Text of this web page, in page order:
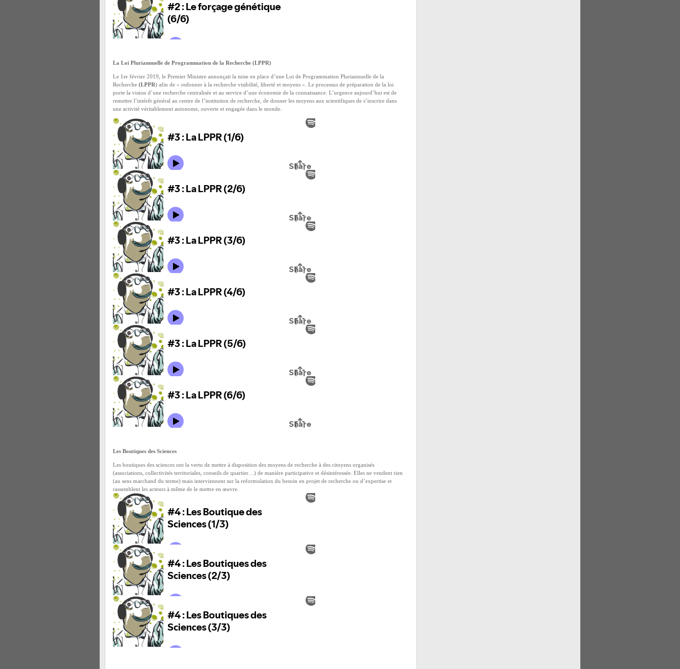
La Loi Pluriannuelle de Programmation de la Recherche (LPPR)
Le 1er février 2019, le Premier Ministre annonçait la mise en place d’une Loi de Programmation Pluriannuelle de la
Recherche (LPPR) afin de « redonner à la recherche visibilité, liberté et moyens ». Le processus de préparation de la loi
porte la vision d’une recherche centralisée et au service d’une économie de la connaissance. L’urgence aujourd’hui est de
remettre l’intérêt général au centre de l’institution de recherche, de donner les moyens aux scientifiques de s’inscrire dans
une activité véritablement autonome, ouverte et engagée dans le monde.
Les Boutiques des Sciences
Les boutiques des sciences ont la vertu de mettre à disposition des moyens de recherche à des citoyens organisés
(associations, collectivités territoriales, conseils de quartier…) de manière participative et désintéressée. Elles ne vendent rien
(au sens marchand du terme) mais interviennent sur la reformulation du besoin en projet de recherche ou d’expertise et
rassemblent les acteurs à même de le mettre en œuvre.